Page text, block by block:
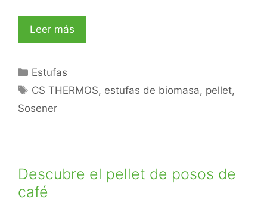
Leer más
Estufas
CS THERMOS, estufas de biomasa, pellet,
Sosener
Descubre el pellet de posos de
café